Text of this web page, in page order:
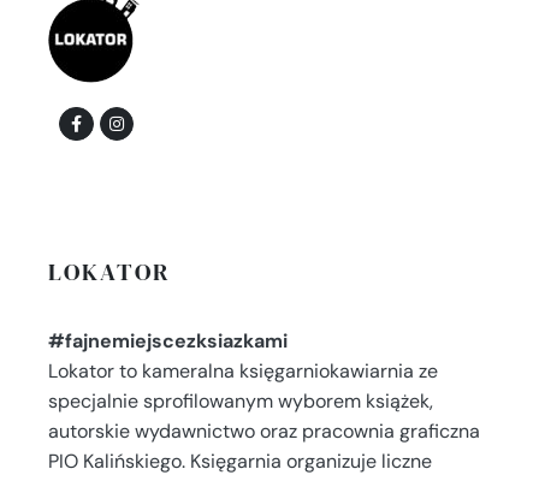
LOKATOR
#fajnemiejscezksiazkami
Lokator to kameralna księgarniokawiarnia ze
specjalnie sprofilowanym wyborem książek,
autorskie wydawnictwo oraz pracownia graficzna
PIO Kalińskiego. Księgarnia organizuje liczne